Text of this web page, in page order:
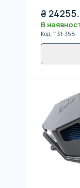
₴
В
Код:1131-358